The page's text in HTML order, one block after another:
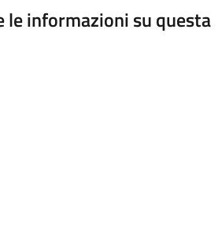
le informazioni su questa